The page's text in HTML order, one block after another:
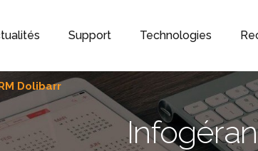
Support Technologies
Dolibarr